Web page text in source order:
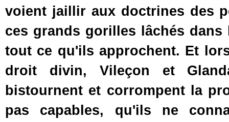
voient jaillir aux doctrines des
ces grands gorilles lâchés
tout ce qu'ils approchent. Et
droit divin, Vileçon et
bistournent et corrompent la
pas capables, qu'ils ne